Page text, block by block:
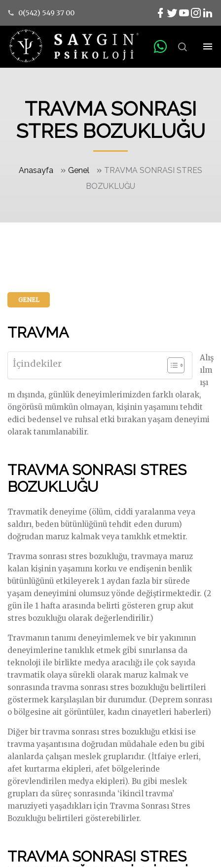
0(542) 549 37 00
TRAVMA SONRASI
STRES BOZUKLUĞU
Anasayfa » Genel » TRAVMA SONRASI STRES
BOZUKLUĞU
GENEL
TRAVMA
İçindekiler
Alış
ılm
ışı
m dışında, günlük deneyimlerimizden farklı olarak,
öngörüsü mümkün olmayan, kişinin yaşamını tehdit
edici bedensel ve ruhsal etki bırakan yaşam deneyimi
olarak tanımlanabilir.
TRAVMA SONRASI STRES
BOZUKLUĞU
Travmatik deneyime (ölüm, ciddi yaralanma veya
saldırı, beden bütünlüğünü tehdit eden durum)
doğrudan maruz kalmak veya tanıklık etmektir.
Travma sonrası stres bozukluğu, travmaya maruz
kalan kişinin yaşamını korku ve endişenin benlik
bütünlüğünü etkileyerek 1 aydan fazla bir sürede
yaşam deneyimini olumsuz yönde değiştirmektedir. (2
gün ile 1 hafta arasında belirti gösteren grup akut
stres bozukluğu olarak değerlendirilir.)
Travmanın tanımı deneyimlemek ve bir yakınının
deneyimlerine tanıklık etmek gibi sınırlansa da
teknoloji ile birlikte medya aracılığı ile çok sayıda
travmatik olaya sürekli olarak maruz kalmak ve
sonrasında travma sonrası stres bozukluğu belirtileri
göstermek karşılaşılan bir durumdur. (Deprem sonrası
o bölgesine ait görüntüler, kadın cinayetleri haberleri)
Diğer bir travma sonrası stres bozukluğu etkisi ise
travma yaşantısına doğrudan müdahale eden bu gibi
alanlarda çalışan meslek gruplarıdır. (İtfaiye erleri,
afet kurtarma ekipleri, afet bölgelerinde
görevlendirilen medya ekipleri). Bu gibi meslek
grupları da süreç sonrasında ‘ikincil travma’
maruziyeti yaşadıkları için Travma Sonrası Stres
Bozukluğu belirtileri gösterebilirler.
TRAVMA SONRASI STRES